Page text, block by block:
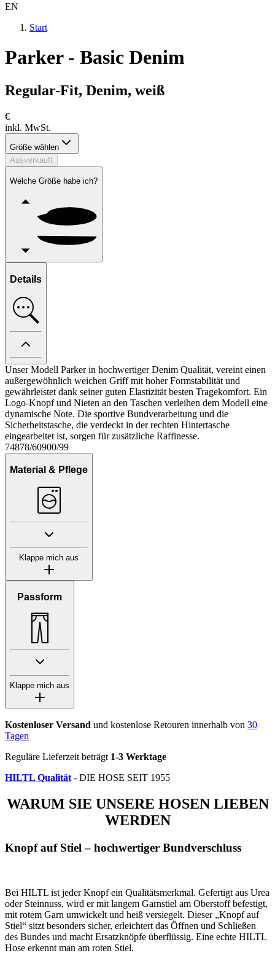
EN
Start
Parker - Basic Denim
Regular-Fit, Denim, weiß
€
inkl. MwSt.
Größe wählen
Ausverkauft
Welche Größe habe ich?
Details
Unser Modell Parker in hochwertiger Denim Qualität, vereint einen
außergewöhnlich weichen Griff mit hoher Formstabilität und
gewährleistet dank seiner guten Elastizität besten Tragekomfort. Ein
Logo-Knopf und Nieten an den Taschen verleihen dem Modell eine
dynamische Note. Die sportive Bundverarbeitung und die
Sicherheitstasche, die verdeckt in der rechten Hintertasche
eingearbeitet ist, sorgen für zusätzliche Raffinesse.
74878/60900/99
Material & Pflege
Klappe mich aus
Passform
Klappe mich aus
Kostenloser Versand und kostenlose Retouren innerhalb von 30
Tagen
Reguläre Lieferzeit beträgt 1-3 Werktage
HILTL Qualität - DIE HOSE SEIT 1955
WARUM SIE UNSERE HOSEN LIEBEN
WERDEN
Knopf auf Stiel – hochwertiger Bundverschluss
Bei HILTL ist jeder Knopf ein Qualitätsmerkmal. Gefertigt aus Urea
oder Steinnuss, wird er mit langem Garnstiel am Oberstoff befestigt,
mit rotem Garn umwickelt und heiß versiegelt. Dieser „Knopf auf
Stiel“ sitzt besonders sicher, erleichtert das Öffnen und Schließen
des Bundes und macht Ersatzknöpfe überflüssig. Eine echte HILTL
Hose erkennt man am roten Stiel.